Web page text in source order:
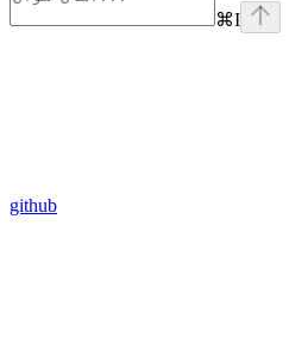
⌘I
github